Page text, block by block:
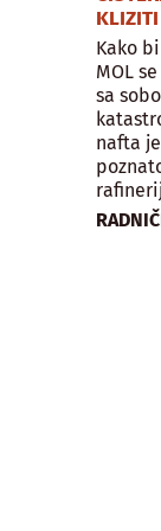
KLIZITI
Kako
MOL
sa
nafta